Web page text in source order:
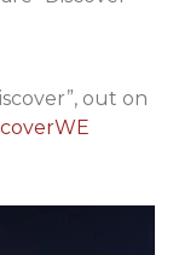
out on